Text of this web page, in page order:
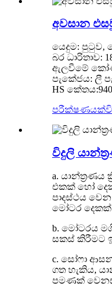
අවසාන
යෙදුම: පුටුව,
බර ධාරිතාව:
ඇලවීමේ
පැකේජය: ලී
HS
පරීක්ෂණයක්
විදුලි
a. යාන්ත්‍රණය
එකක් හෝ
පාදස්ථය
මෝටර දෙකක්
b. මෝටරය
සකස් කිරීමට
c. සෝෆා
ගත හැකිය,
පමණක්